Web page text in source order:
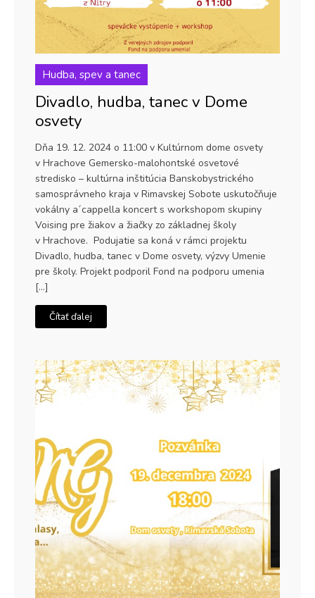
Hudba, spev a tanec
Divadlo, hudba, tanec v Dome
osvety
Dňa 19. 12. 2024 o 11:00 v Kultúrnom dome osvety
v Hrachove Gemersko-malohontské osvetové
stredisko – kultúrna inštitúcia Banskobystrického
samosprávneho kraja v Rimavskej Sobote uskutočňuje
vokálny a´cappella koncert s workshopom skupiny
Voising pre žiakov a žiačky zo základnej školy
v Hrachove. Podujatie sa koná v rámci projektu
Divadlo, hudba, tanec v Dome osvety, výzvy Umenie
pre školy. Projekt podporil Fond na podporu umenia
[…]
Čítať ďalej